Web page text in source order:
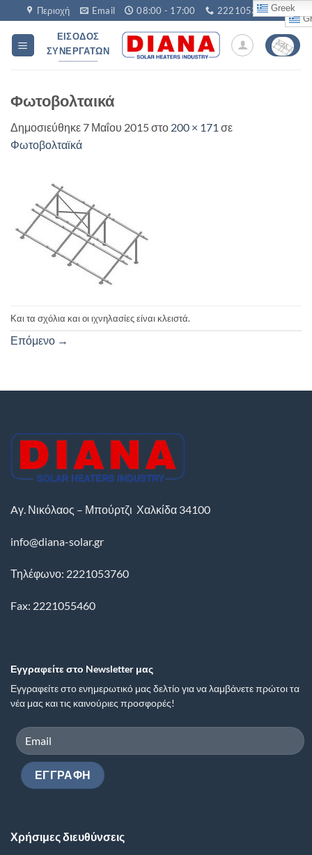
Μετάβαση
στο
περιεχόμενο
Περιοχή Email 08:00 - 17:00 2221053760
ΕΊΣΟΔΟΣ
ΣΥΝΕΡΓΑΤΏΝ
Φωτοβολταικά
Δημοσιεύθηκε 7 Μαΐου 2015στο 200 × 171 σε
Φωτοβολταϊκά
Και τα σχόλια και οι ιχνηλασίες είναι κλειστά.
Επόμενο →
Aγ. Νικόλαος – Μπούρτζι Χαλκίδα 34100
info@diana-solar.gr
Τηλέφωνο: 2221053760
Fax: 2221055460
Εγγραφείτε στο Newsletter μας
Εγγραφείτε στο ενημερωτικό μας δελτίο για να λαμβάνετε πρώτοι τα
νέα μας και τις καινούριες προσφορές!
Χρήσιμες διευθύνσεις
Greek